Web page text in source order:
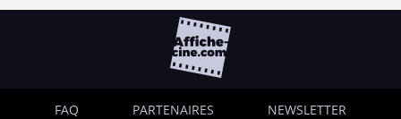
FAQ PARTENAIRES NEWSLETTER